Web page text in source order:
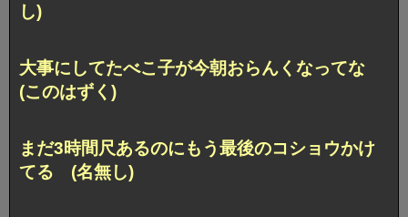
し)
大事にしてたべこ子が今朝おらんくなってな
(このはずく)
まだ3時間尺あるのにもう最後のコショウかけ
てる (名無し)